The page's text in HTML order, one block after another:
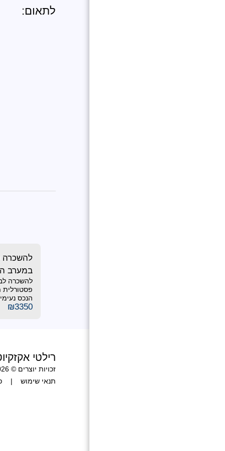
לתאום:
להשכרה
במערב
דיור !!!
להשכרה
פסטורלית
הנכס
₪3350
רילטי
זכויות יוצרים © 2026 כל הזכויות שמורות
תנאי שימוש |